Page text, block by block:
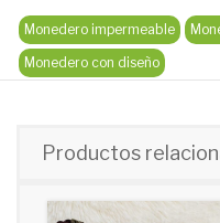
Monedero impermeable
Monedero con diseño
Productos